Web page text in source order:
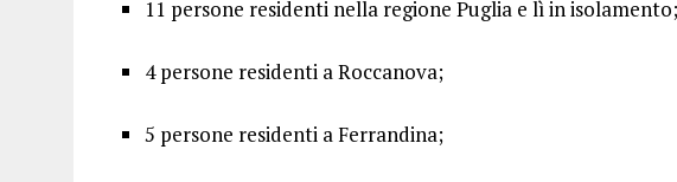
11 persone residenti nella regione Puglia e lì in isolamento;
4 persone residenti a Roccanova;
5 persone residenti a Ferrandina;